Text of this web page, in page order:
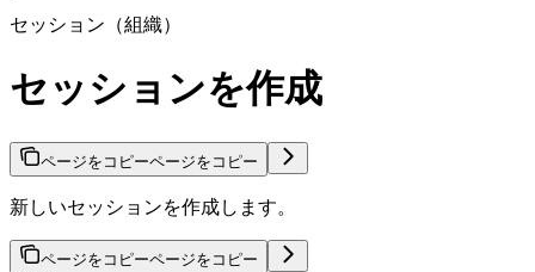
セッション（組織）
セッションを作成
ページをコピーページをコピー
新しいセッションを作成します。
ページをコピーページをコピー